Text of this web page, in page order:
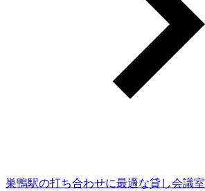
巣鴨駅の打ち合わせに最適な貸し会議室